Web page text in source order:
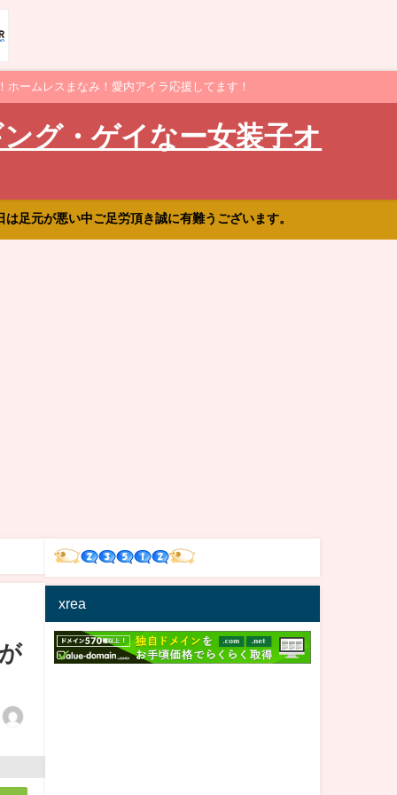
ームレスまなみ！愛内アイラ応援してます！
グ・ゲイなー女装子オ
足元が悪い中ご足労頂き誠に有難うございます。
xrea